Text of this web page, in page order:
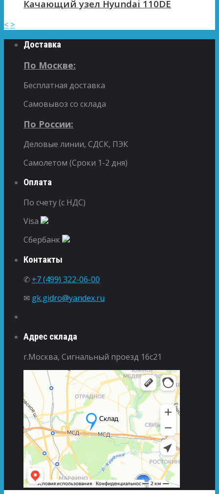
Качающий узел Hyundai 110DE
< >
Доставка
По Москве:
Бесплатная доставка
Самовывоз со склада
По России:
Деловые линии, СДСК, ПЭК
Самолетом (Сроки 1-2 дня)
Оплата
По счету (с НДС)
Visa
Сбербанк
Контакты
✆ +7 (499) 322-06-00
✉ gk.gidro@yandex.ru
Адрес склада
г.Москва, Сигнальный проезд 16с21